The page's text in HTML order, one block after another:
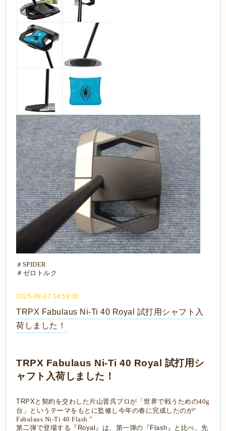
＃ SPIDER
＃ゼロトルク
2025-09-07 14:59:00
TRPX Fabulaus Ni-Ti 40 Royal 試打用シャフト入
荷しました！
TRPX Fabulaus Ni-Ti 40 Royal 試打用シ
ャフト入荷しました！
TRPXと契約を交わした片山晋呉プロが 「世界で戦うための40g
台」 というテーマをもとに監修し 今年の春に完成したのが“
Fabulaus Ni-Ti 40 Flash ”
第二弾で登場する『Royal』は、第一弾の『Flash』
と比べ、先